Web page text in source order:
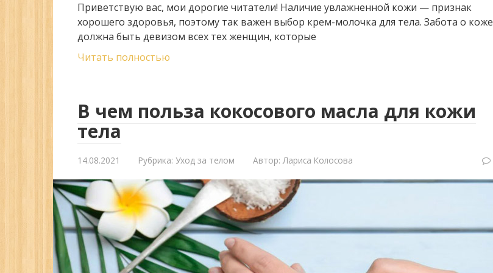
Приветствую вас, мои дорогие читатели! Наличие увлажненной кожи — признак
хорошего здоровья, поэтому так важен выбор крем-молочка для тела. Забота о коже
должна быть девизом всех тех женщин, которые
Читать полностью
В чем польза кокосового масла для кожи
тела
14.08.2021 Рубрика: Уход за телом Автор: Лариса Колосова